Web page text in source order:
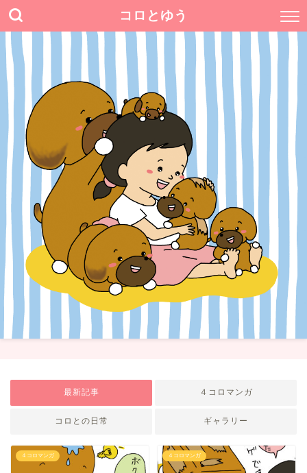
コロとゆう
最新記事 ４コロマンガ
コロとの日常 ギャラリー
４コロマンガ ４コロマンガ